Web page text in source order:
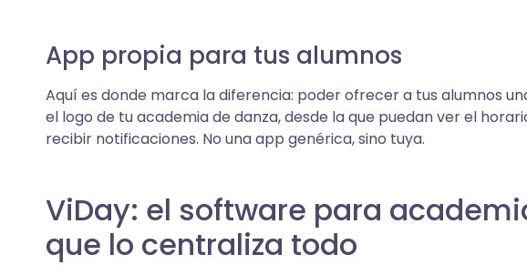
App propia para tus alumnos
Aquí es donde marca la diferencia: poder ofrecer a tus alumnos
el logo de tu academia de danza, desde la que puedan ver el
recibir notificaciones. No una app genérica, sino tuya.
ViDay: el software para
que lo centraliza todo